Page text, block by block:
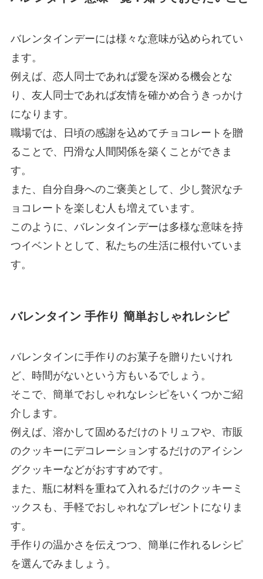
バレンタインデーには様々な意味が込められてい
ます。
例えば、恋人同士であれば愛を深める機会とな
り、友人同士であれば友情を確かめ合うきっかけ
になります。
職場では、日頃の感謝を込めてチョコレートを贈
ることで、円滑な人間関係を築くことができま
す。
また、自分自身へのご褒美として、少し贅沢なチ
ョコレートを楽しむ人も増えています。
このように、バレンタインデーは多様な意味を持
つイベントとして、私たちの生活に根付いていま
す。
バレンタイン 手作り 簡単おしゃれレシピ
バレンタインに手作りのお菓子を贈りたいけれ
ど、時間がないという方もいるでしょう。
そこで、簡単でおしゃれなレシピをいくつかご紹
介します。
例えば、溶かして固めるだけのトリュフや、市販
のクッキーにデコレーションするだけのアイシン
グクッキーなどがおすすめです。
また、瓶に材料を重ねて入れるだけのクッキーミ
ックスも、手軽でおしゃれなプレゼントになりま
す。
手作りの温かさを伝えつつ、簡単に作れるレシピ
を選んでみましょう。